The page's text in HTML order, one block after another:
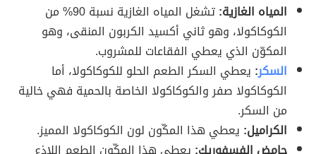
المياه الغازية:
تشغل المياه الغازية نسبة 90% من
الكوكاكولا، وهو ثاني أكسيد الكربون المنقى، وهو
المكوّن الذي يعطي الفقاعات للمشروب.
السكر: يعطي السكر الطعم الحلو للكوكاكولا، أما
الكوكاكولا صفر والكوكاكولا الخاصة بالحمية فهي خالية
من السكر.
الكراميل: يعطي هذا المكّون لون الكوكاكولا المميز.